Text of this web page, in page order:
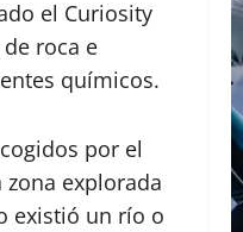
el Curiosity
roca e
químicos.
por el
explorada
existió un río o